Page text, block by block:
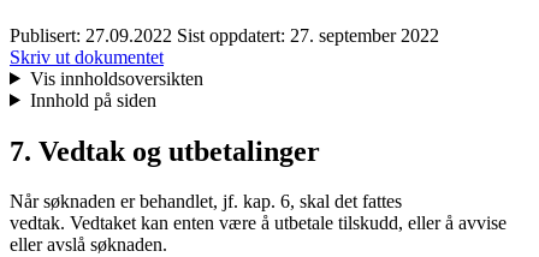
Publisert: 27.09.2022 Sist oppdatert: 27. september 2022
Skriv ut dokumentet
Vis innholdsoversikten
Innhold på siden
7. Vedtak og utbetalinger
Når søknaden er behandlet, jf. kap. 6, skal det fattes
vedtak. Vedtaket kan enten være å utbetale tilskudd, eller å avvise
eller avslå søknaden.